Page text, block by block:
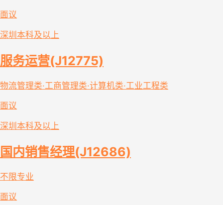
面议
深圳 本科及以上
服务运营(J12775)
物流管理类·工商管理类·计算机类·工业工程类
面议
深圳 本科及以上
国内销售经理(J12686)
不限专业
面议